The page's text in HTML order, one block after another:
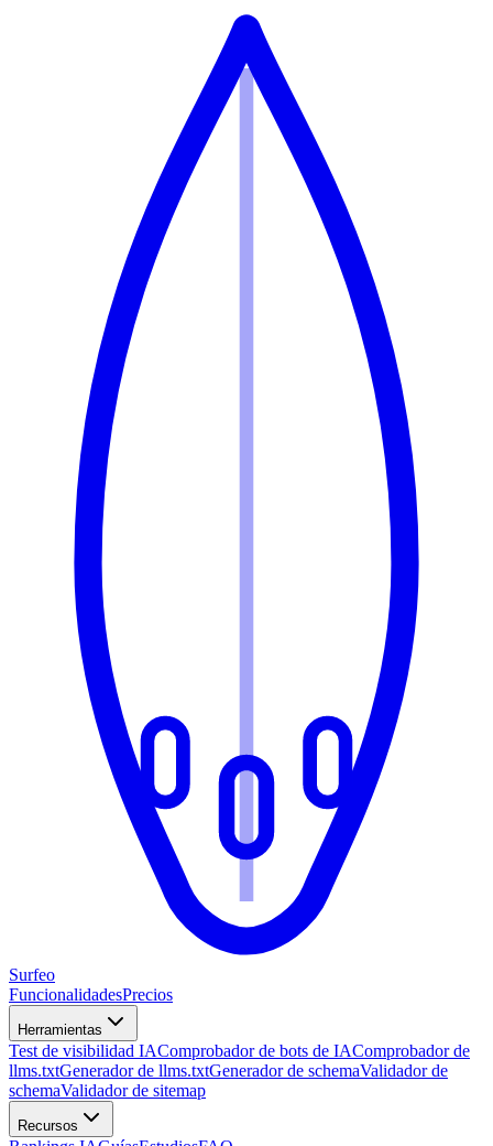
Surfeo
FuncionalidadesPrecios
Herramientas
Test de visibilidad IAComprobador de bots de IAComprobador de
llms.txtGenerador de llms.txtGenerador de schemaValidador de
schemaValidador de sitemap
Recursos